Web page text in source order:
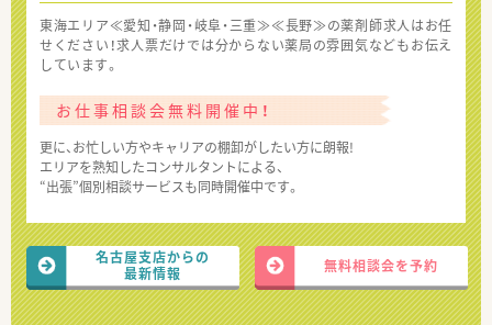
東海エリア≪愛知・静岡・岐阜・三重≫≪長野≫の薬剤師求人はお任
せください！求人票だけでは分からない薬局の雰囲気などもお伝え
しています。
お仕事相談会無料開催中！
更に、お忙しい方やキャリアの棚卸がしたい方に朗報!
エリアを熟知したコンサルタントによる、
“出張”個別相談サービスも同時開催中です。
名古屋支店からの
最新情報
無料相談会を予約